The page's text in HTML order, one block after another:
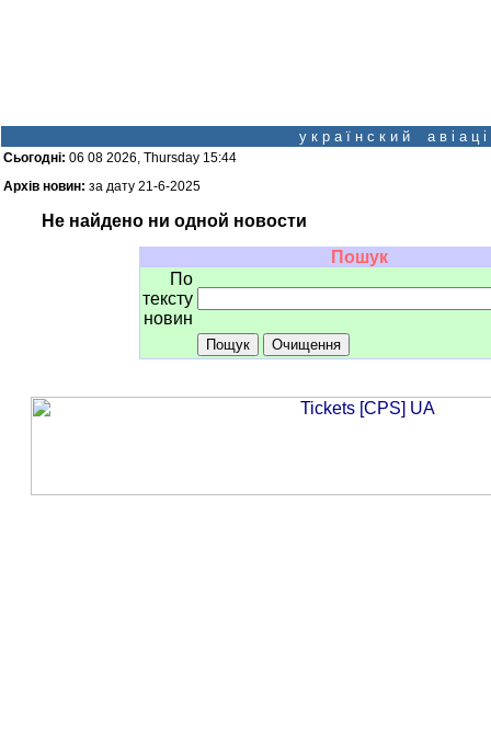
у к р а ї н с к и й а в і а
Сьогодні: 06 08 2026, Thursday 15:44
Архів новин: за дату 21-6-2025
Не найдено ни одной новости
Пошук
По
тексту
новин